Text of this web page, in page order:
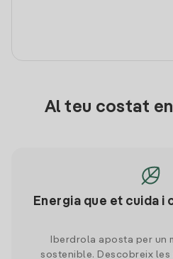
Al teu costat
Energia que et cuida i
Iberdrola aposta per un
sostenible. Descobreix